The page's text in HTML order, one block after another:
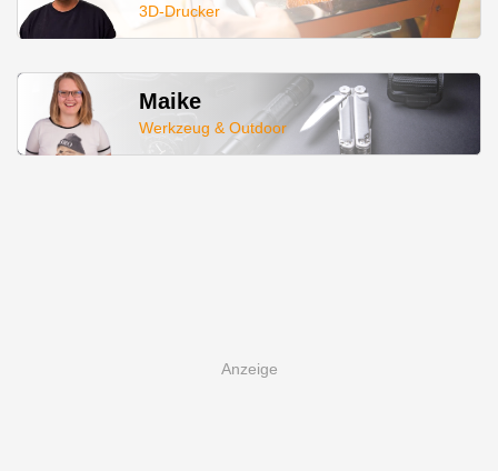
3D-Drucker
Maike
Werkzeug & Outdoor